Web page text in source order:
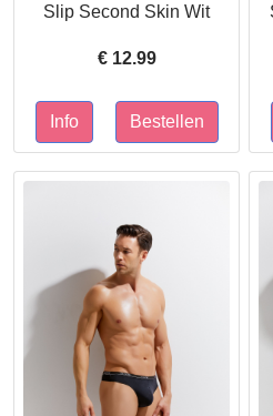
Slip Second Skin Wit
€ 12.99